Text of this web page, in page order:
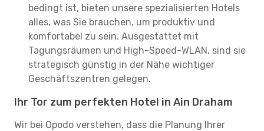
bedingt ist, bieten unsere spezialisierten Hotels
alles, was Sie brauchen, um produktiv und
komfortabel zu sein. Ausgestattet mit
Tagungsräumen und High-Speed-WLAN, sind sie
strategisch günstig in der Nähe wichtiger
Geschäftszentren gelegen.
Ihr Tor zum perfekten Hotel in Ain Draham
Wir bei Opodo verstehen, dass die Planung Ihrer